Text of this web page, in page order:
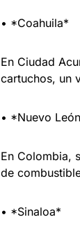
• *Coahuila*
En Ciudad
cartuchos, un
• *Nuevo
En Colombia,
de
• *Sinaloa*